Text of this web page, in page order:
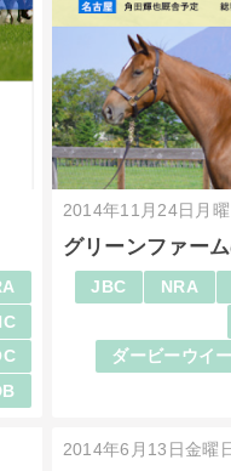
2014年11月24日月曜
グリーンファー
JBC NRA
ダービーウイ
2014年6月13日金曜